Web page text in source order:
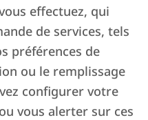
effectuez, qui
de services, tels
préférences de
ou le remplissage
configurer votre
vous alerter sur ces